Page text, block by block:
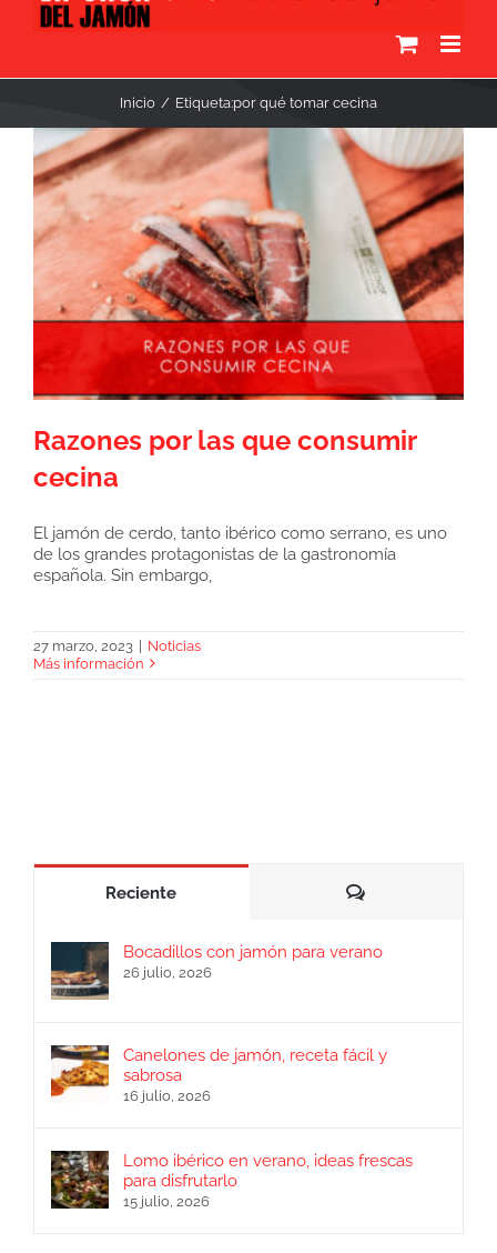
Inicio Etiqueta:por qué tomar cecina
Razones por las que consumir cecina
Razones por las que consumir
cecina
El jamón de cerdo, tanto ibérico como serrano, es uno
de los grandes protagonistas de la gastronomía
española. Sin embargo,
27 marzo, 2023
Noticias
Más información
Reciente Comentarios
Bocadillos con jamón para verano
26 julio, 2026
Canelones de jamón, receta fácil y
sabrosa
16 julio, 2026
Lomo ibérico en verano, ideas frescas
para disfrutarlo
15 julio, 2026